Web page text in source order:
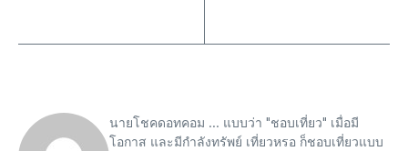
นายโชคดอทคอม ... แบบว่า "ชอบเที่ยว" เมื่อมี
โอกาส และมีกำลังทรัพย์ เที่ยวหรอ ก็ชอบเที่ยวแบบ